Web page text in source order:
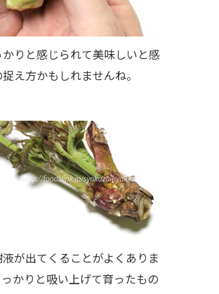
りと感じられて美味しいと感
え方かもしれませんね。
が出てくることがよくありま
かりと吸い上げて育ったもの